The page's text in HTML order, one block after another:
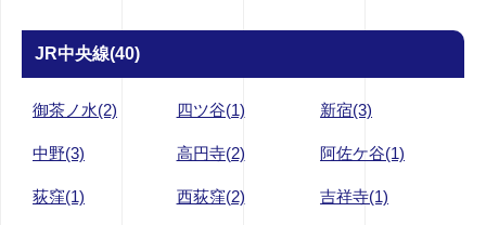
JR中央線(40)
御茶ノ水(2) 四ツ谷(1) 新宿(3)
中野(3) 高円寺(2) 阿佐ケ谷(1)
荻窪(1) 西荻窪(2) 吉祥寺(1)